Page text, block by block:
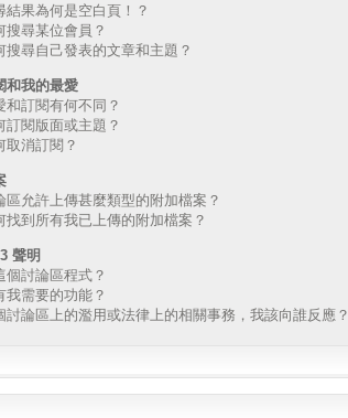
結果為何是空白頁！？
搜尋某位會員？
搜尋自己發表的文章和主題？
和我的最愛
和訂閱有何不同？
訂閱版面或主題？
取消訂閱？
區允許上傳甚麼類型的附加檔案？
找到所有我已上傳的附加檔案？
聲明
個討論區程式？
我需要的功能？
討論區上的濫用或法律上的相關事務，我該向誰反應？